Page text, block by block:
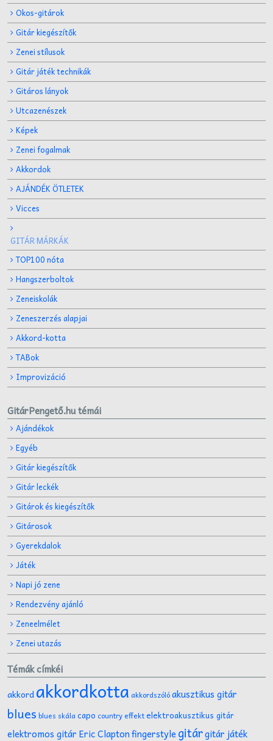
Okos-gitárok
Gitár kiegészítők
Zenei stílusok
Gitár játék technikák
Gitáros lányok
Utcazenészek
Képek
Zenei fogalmak
Akkordok
AJÁNDÉK ÖTLETEK
Vicces
GITÁR MÁRKÁK
TOP100 nóta
Hangszerboltok
Zeneiskolák
Zeneszerzés alapjai
Akkord-kotta
TABok
Improvizáció
GitárPengető.hu témái
Ajándékok
Egyéb
Gitár kiegészítők
Gitár leckék
Gitárok és kiegészítők
Gitárosok
Gyerekdalok
Játék
Napi jó zene
Rendezvény ajánló
Zeneelmélet
Zenei utazás
Témák címkéi
akkordakkordkotta akkordszólóakusztikus gitár
blues blues skálacapo country effektelektroakusztikus gitár
elektromos gitár Eric Claptonfingerstyle gitárgitár játék